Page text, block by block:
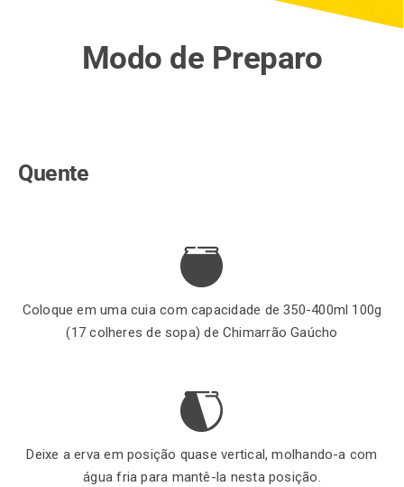
Modo de Preparo
Quente
Coloque em uma cuia com capacidade de 350-400ml 100g
(17 colheres de sopa) de Chimarrão Gaúcho
Deixe a erva em posição quase vertical, molhando-a com
água fria para mantê-la nesta posição.